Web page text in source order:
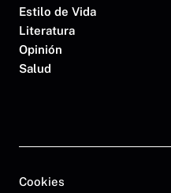
Estilo de Vida
Literatura
Opinión
Salud
Cookies